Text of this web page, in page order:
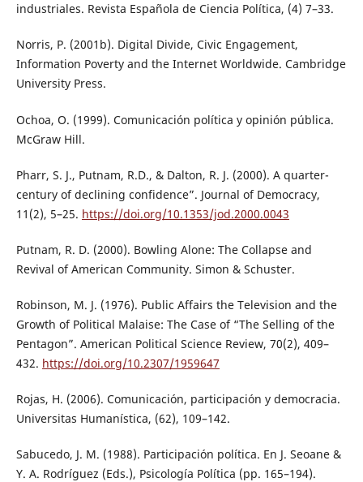
industriales. Revista Española de Ciencia Política, (4) 7–33.
Norris, P. (2001b). Digital Divide, Civic Engagement,
Information Poverty and the Internet Worldwide. Cambridge
University Press.
Ochoa, O. (1999). Comunicación política y opinión pública.
McGraw Hill.
Pharr, S. J., Putnam, R.D., & Dalton, R. J. (2000). A quarter-
century of declining confidence”. Journal of Democracy,
11(2), 5–25. https://doi.org/10.1353/jod.2000.0043
Putnam, R. D. (2000). Bowling Alone: The Collapse and
Revival of American Community. Simon & Schuster.
Robinson, M. J. (1976). Public Affairs the Television and the
Growth of Political Malaise: The Case of “The Selling of the
Pentagon”. American Political Science Review, 70(2), 409–
432. https://doi.org/10.2307/1959647
Rojas, H. (2006). Comunicación, participación y democracia.
Universitas Humanística, (62), 109–142.
Sabucedo, J. M. (1988). Participación política. En J. Seoane &
Y. A. Rodríguez (Eds.), Psicología Política (pp. 165–194).